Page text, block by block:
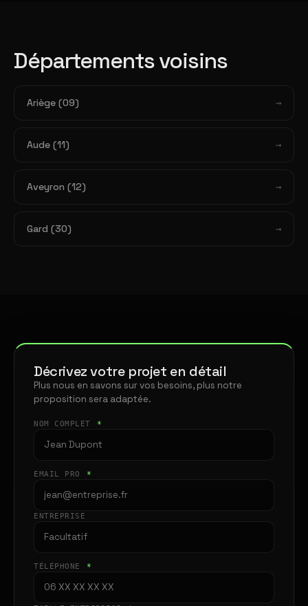
Départements voisins
Ariège (09)
Aude (11)
Aveyron (12)
Gard (30)
Décrivez votre projet en détail
Plus nous en savons sur vos besoins, plus notre
proposition sera adaptée.
NOM COMPLET *
EMAIL PRO *
ENTREPRISE
TÉLÉPHONE *